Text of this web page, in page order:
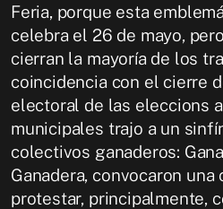
Feria, porque esta
celebra el 26 de mayo,
cierran la mayoría de los
coincidencia con el cierre
electoral de las eleccions
municipales trajo a un
colectivos ganaderos:
Ganadera, convocaron
protestar, principalmente,